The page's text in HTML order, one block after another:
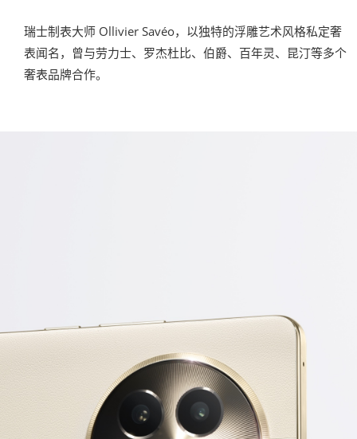
瑞士制表大师 Ollivier Savéo，以独特的浮雕艺术风格私定奢
表闻名，曾与劳力士、罗杰杜比、伯爵、百年灵、昆汀等多个
奢表品牌合作。